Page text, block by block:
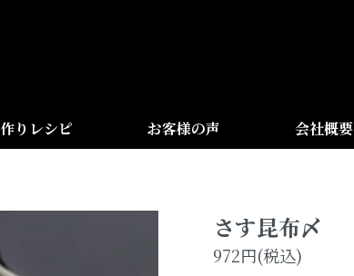
りレシピ お客様の声 会社概要
さす昆布〆
972円(税込)